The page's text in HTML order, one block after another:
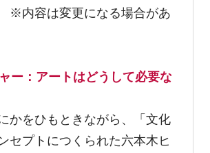
内容は変更になる場合があ
ー：アートはどうして必要な
かをひもときながら、「文化
セプトにつくられた六本木ヒ